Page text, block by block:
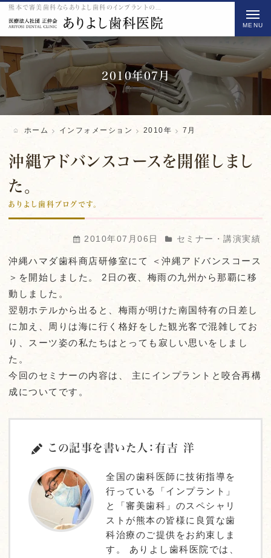
2010年07月
ホーム インフォメーション 2010年 7月
沖縄アドバンスコースを開催しまし
た。
ありよし歯科ブログです。
2010年07月06日 セミナー・講演実績
沖縄ハマダ歯科商店研修室にて ＜沖縄アドバンスコース
＞を開始しました。 2日の夜、梅雨の九州から那覇に移
動しました。
翌朝ホテルから出ると、梅雨が明けた南国特有の日差し
に加え、周りは海に行く格好をした観光客で混雑してお
り、スーツ姿の私たちはとっても寂しい思いをしまし
た。
今回のセミナーの内容は、 主にインプラントと咬合再構
成についてです。
この記事を書いた人：有吉 洋
全国の歯科医師に技術指導を
行っている「インプラント」
と「審美歯科」のスペシャリ
ストが熊本の皆様に良質な歯
科治療のご提供をお約束しま
す。 ありよし歯科医院では、
t
o
g
l
i
o